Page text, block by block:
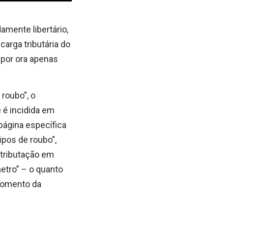
libertário,
tributária do
ora apenas
o
é incidida em
específica
de roubo”,
em
– o quanto
da